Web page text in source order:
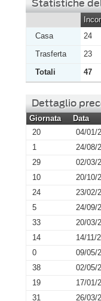
Statistiche
Casa
24
Trasferta
23
Totali
47
Dettaglio
Giornata Data
20
04/01/
1
24/08/
29
02/03/
10
20/10/
24
23/02/
5
24/09/
33
20/03/
14
14/11/
0
09/05/
38
02/05/
19
17/01/
31
26/03/